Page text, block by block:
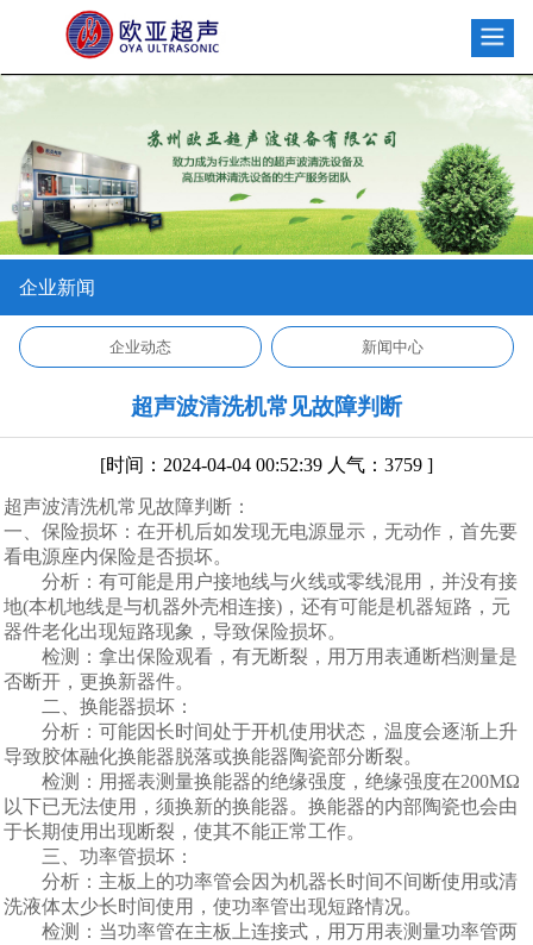
企业新闻
企业动态 新闻中心
超声波清洗机常见故障判断
[时间：2024-04-04 00:52:39 人气：3759 ]
超声波清洗机常见故障判断：
一、保险损坏：在开机后如发现无电源显示，无动作，首先要
看电源座内保险是否损坏。
分析：有可能是用户接地线与火线或零线混用，并没有接
地(本机地线是与机器外壳相连接)，还有可能是机器短路，元
器件老化出现短路现象，导致保险损坏。
检测：拿出保险观看，有无断裂，用万用表通断档测量是
否断开，更换新器件。
二、换能器损坏：
分析：可能因长时间处于开机使用状态，温度会逐渐上升
导致胶体融化换能器脱落或换能器陶瓷部分断裂。
检测：用摇表测量换能器的绝缘强度，绝缘强度在200MΩ
以下已无法使用，须换新的换能器。换能器的内部陶瓷也会由
于长期使用出现断裂，使其不能正常工作。
三、功率管损坏：
分析：主板上的功率管会因为机器长时间不间断使用或清
洗液体太少长时间使用，使功率管出现短路情况。
检测：当功率管在主板上连接式，用万用表测量功率管两